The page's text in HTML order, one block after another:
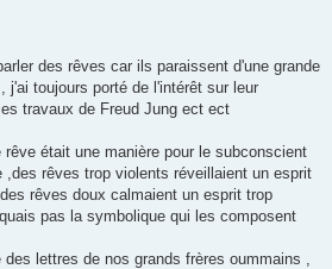
des rêves car ils paraissent d'une grande
j'ai toujours porté de l'intérêt sur leur
travaux de Freud Jung ect ect
était une manière pour le subconscient
,des rêves trop violents réveillaient un esprit
rêves doux calmaient un esprit trop
pas la symbolique qui les composent
lettres de nos grands frères oummains ,